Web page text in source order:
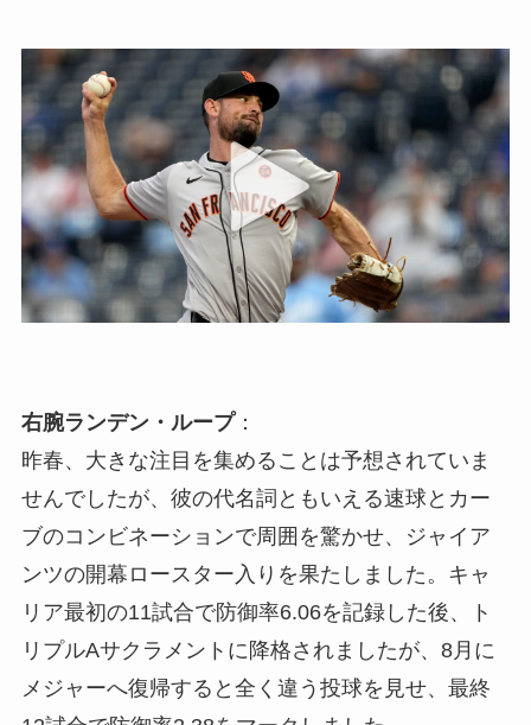
右腕ランデン・ループ：
昨春、大きな注目を集めることは予想されていま
せんでしたが、彼の代名詞ともいえる速球とカー
ブのコンビネーションで周囲を驚かせ、ジャイア
ンツの開幕ロースター入りを果たしました。キャ
リア最初の11試合で防御率6.06を記録した後、ト
リプルAサクラメントに降格されましたが、8月に
メジャーへ復帰すると全く違う投球を見せ、最終